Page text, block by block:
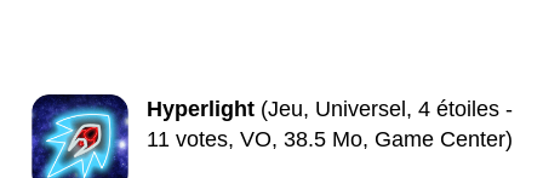
Hyperlight (Jeu, Universel, 4 étoiles -
11 votes, VO, 38.5 Mo, Game Center)